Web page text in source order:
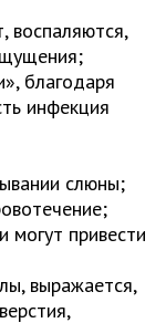
воспаляются,
благодаря
инфекция
слюны;
привести
выражается,